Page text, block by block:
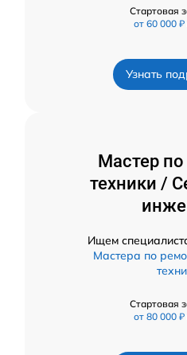
Стартовая
от 60 000 ₽
Узнать
Мастер
техники /
Ищем
Мастера по
Стартовая
от 80 000 ₽